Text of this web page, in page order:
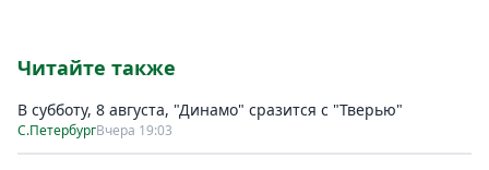
Читайте также
В субботу, 8 августа, "Динамо" сразится с "Тверью"
С.ПетербургВчера 19:03